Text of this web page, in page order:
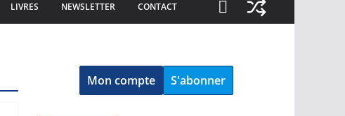
LIVRES NEWSLETTER CONTACT
Mon compte S'abonner